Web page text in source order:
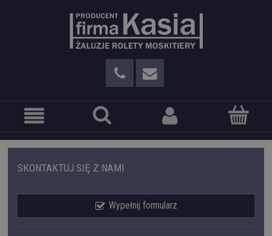
SKONTAKTUJ SIĘ Z NAMI
Wypełnij formularz